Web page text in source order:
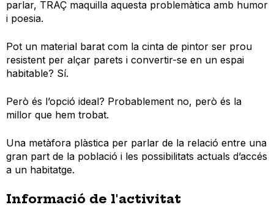
parlar, TRAÇ maquilla aquesta problemàtica amb humor
i poesia.
Pot un material barat com la cinta de pintor ser prou
resistent per alçar parets i convertir-se en un espai
habitable? Sí.
Però és l’opció ideal? Probablement no, però és la
millor que hem trobat.
Una metàfora plàstica per parlar de la relació entre una
gran part de la població i les possibilitats actuals d’accés
a un habitatge.
Informació de l'activitat